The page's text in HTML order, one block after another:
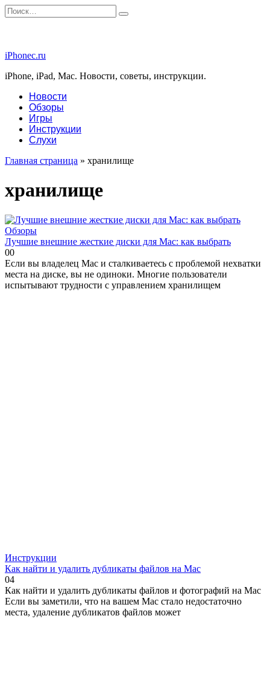
Перейти
к
Search
for:
iPhonec.ru
iPhone, iPad, Mac. Новости, советы, инструкции.
Новости
Обзоры
Игры
Инструкции
Слухи
Главная страница » хранилище
хранилище
Обзоры
Лучшие внешние жесткие диски для Mac: как выбрать
00
Если вы владелец Mac и сталкиваетесь с проблемой нехватки
места на диске, вы не одиноки. Многие пользователи
испытывают трудности с управлением хранилищем
Инструкции
Как найти и удалить дубликаты файлов на Mac
04
Как найти и удалить дубликаты файлов и фотографий на Mac
Если вы заметили, что на вашем Mac стало недостаточно
места, удаление дубликатов файлов может